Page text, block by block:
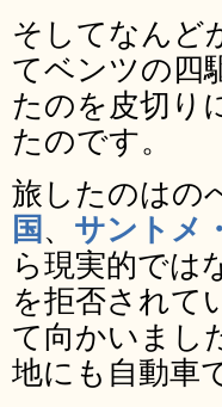
そしてなんど
てベンツの四
たのを皮切り
たのです。
旅したのはの
国 、 サントメ
ら現実的では
を拒否されて
て向かいまし
地にも自動車